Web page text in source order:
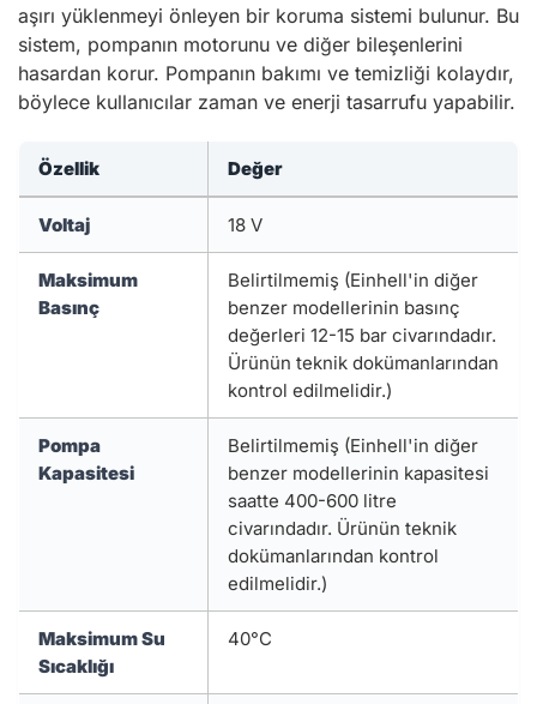
aşırı yüklenmeyi önleyen bir koruma sistemi bulunur. Bu
sistem, pompanın motorunu ve diğer bileşenlerini
hasardan korur. Pompanın bakımı ve temizliği kolaydır,
böylece kullanıcılar zaman ve enerji tasarrufu yapabilir.
Özellik Değer
Voltaj 18 V
Maksimum
Basınç
Belirtilmemiş (Einhell'in diğer
benzer modellerinin basınç
değerleri 12-15 bar civarındadır.
Ürünün teknik dokümanlarından
kontrol edilmelidir.)
Pompa
Kapasitesi
Belirtilmemiş (Einhell'in diğer
benzer modellerinin kapasitesi
saatte 400-600 litre
civarındadır. Ürünün teknik
dokümanlarından kontrol
edilmelidir.)
Maksimum Su
Sıcaklığı
40°C